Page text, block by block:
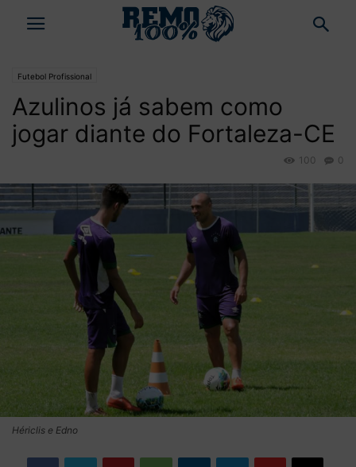
Futebol Profissional
Azulinos já sabem como
jogar diante do Fortaleza-CE
0
100
Hériclis e Edno